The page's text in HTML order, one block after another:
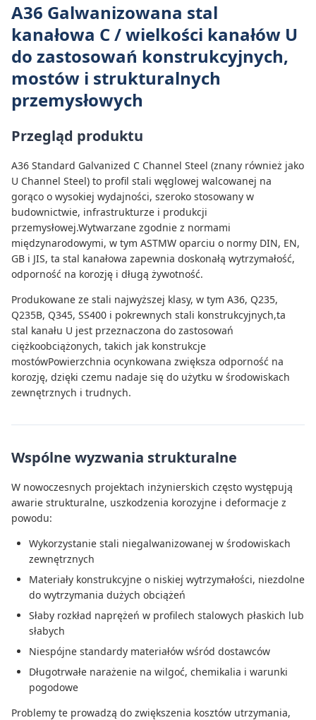
A36 Galwanizowana stal
kanałowa C / wielkości kanałów U
do zastosowań konstrukcyjnych,
mostów i strukturalnych
przemysłowych
Przegląd produktu
A36 Standard Galvanized C Channel Steel (znany również jako
U Channel Steel) to profil stali węglowej walcowanej na
gorąco o wysokiej wydajności, szeroko stosowany w
budownictwie, infrastrukturze i produkcji
przemysłowej.Wytwarzane zgodnie z normami
międzynarodowymi, w tym ASTMW oparciu o normy DIN, EN,
GB i JIS, ta stal kanałowa zapewnia doskonałą wytrzymałość,
odporność na korozję i długą żywotność.
Produkowane ze stali najwyższej klasy, w tym A36, Q235,
Q235B, Q345, SS400 i pokrewnych stali konstrukcyjnych,ta
stal kanału U jest przeznaczona do zastosowań
ciężkoobciążonych, takich jak konstrukcje
mostówPowierzchnia ocynkowana zwiększa odporność na
korozję, dzięki czemu nadaje się do użytku w środowiskach
zewnętrznych i trudnych.
Wspólne wyzwania strukturalne
W nowoczesnych projektach inżynierskich często występują
awarie strukturalne, uszkodzenia korozyjne i deformacje z
powodu:
Wykorzystanie stali niegalwanizowanej w środowiskach
zewnętrznych
Materiały konstrukcyjne o niskiej wytrzymałości, niezdolne
do wytrzymania dużych obciążeń
Słaby rozkład naprężeń w profilech stalowych płaskich lub
słabych
Niespójne standardy materiałów wśród dostawców
Długotrwałe narażenie na wilgoć, chemikalia i warunki
pogodowe
Problemy te prowadzą do zwiększenia kosztów utrzymania,